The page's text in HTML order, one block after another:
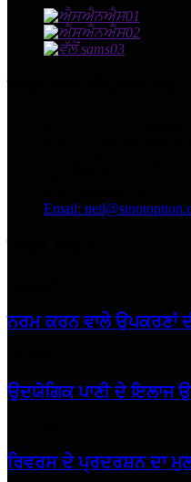
Email:
ਨਰਮ ਕਰਨ ਵਾਲੇ ਉਪਕਰਣਾਂ
ਉਦਯੋਗਿਕ ਪਾਣੀ ਦੇ ਇਲਾਜ
ਰਿਵਰਸ ਦੇ ਪ੍ਰਦਰਸ਼ਨ ਦਾ